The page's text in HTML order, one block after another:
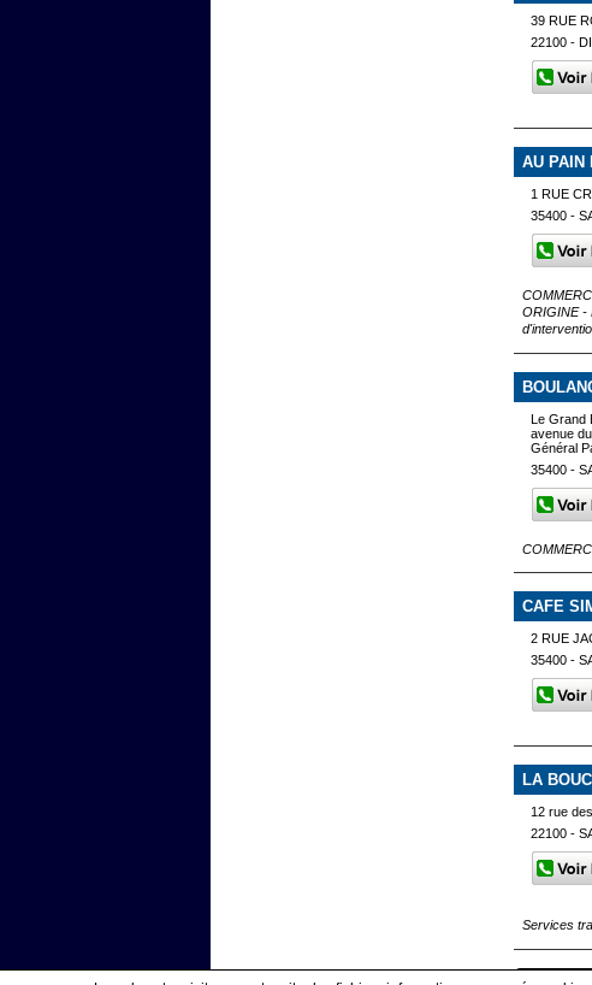
39 RUE
22100 -
AU PAIN
1 RUE
35400 -
ORIGINE -
Le Grand
avenue
Général
35400 -
CAFE
2 RUE
35400 -
LA
12 rue
22100 -
Services